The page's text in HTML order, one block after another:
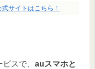
サイトはこちら！
スで、 auスマホと